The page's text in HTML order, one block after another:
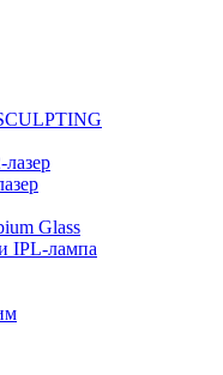
Glass
IPL-лампа